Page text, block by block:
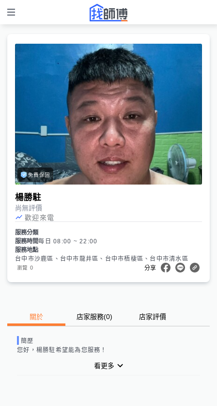
免費保固
楊勝駐
尚無評價
歡迎來電
服務分類
服務時間每日 08:00 ~ 22:00
服務地點
台中市沙鹿區、台中市龍井區、台中市梧棲區、台中市清水區
瀏覽 0 分享
關於 店家服務(0) 店家評價
簡歷
您好， 楊勝駐希望能為您服務！
看更多